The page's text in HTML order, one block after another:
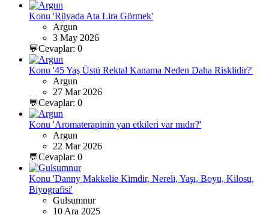
Konu 'Rüyada Ata Lira Görmek'
Argun
3 May 2026
💬Cevaplar: 0
Konu '45 Yaş Üstü Rektal Kanama Neden Daha Risklidir?'
Argun
27 Mar 2026
💬Cevaplar: 0
Konu 'Aromaterapinin yan etkileri var mıdır?'
Argun
22 Mar 2026
💬Cevaplar: 0
Konu 'Danny Makkelie Kimdir, Nereli, Yaşı, Boyu, Kilosu,
Biyografisi'
Gulsumnur
10 Ara 2025